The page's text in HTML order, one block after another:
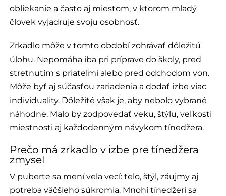
obliekanie a často aj miestom, v ktorom mladý
človek vyjadruje svoju osobnosť.
Zrkadlo môže v tomto období zohrávať dôležitú
úlohu. Nepomáha iba pri príprave do školy, pred
stretnutím s priateľmi alebo pred odchodom von.
Môže byť aj súčasťou zariadenia a dodať izbe viac
individuality. Dôležité však je, aby nebolo vybrané
náhodne. Malo by zodpovedať veku, štýlu, veľkosti
miestnosti aj každodenným návykom tínedžera.
Prečo má zrkadlo v izbe pre tínedžera
zmysel
V puberte sa mení veľa vecí: telo, štýl, záujmy aj
potreba väčšieho súkromia. Mnohí tínedžeri sa